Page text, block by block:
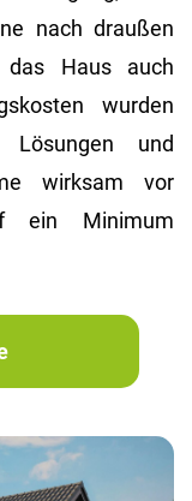
nach draußen
Haus auch
wurden
und
wirksam vor
ein Minimum